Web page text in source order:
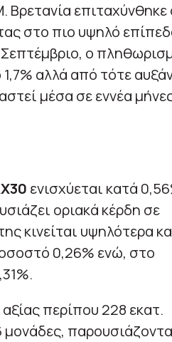
επιταχύνθηκε
στο πιο υψηλό
ο
αλλά από τότε
μέσα σε εννέα
ενισχύεται κατά
οριακά κέρδη σε
κινείται υψηλότερα
0,26% ενώ, στο
περίπου 228 εκατ.
μονάδες,